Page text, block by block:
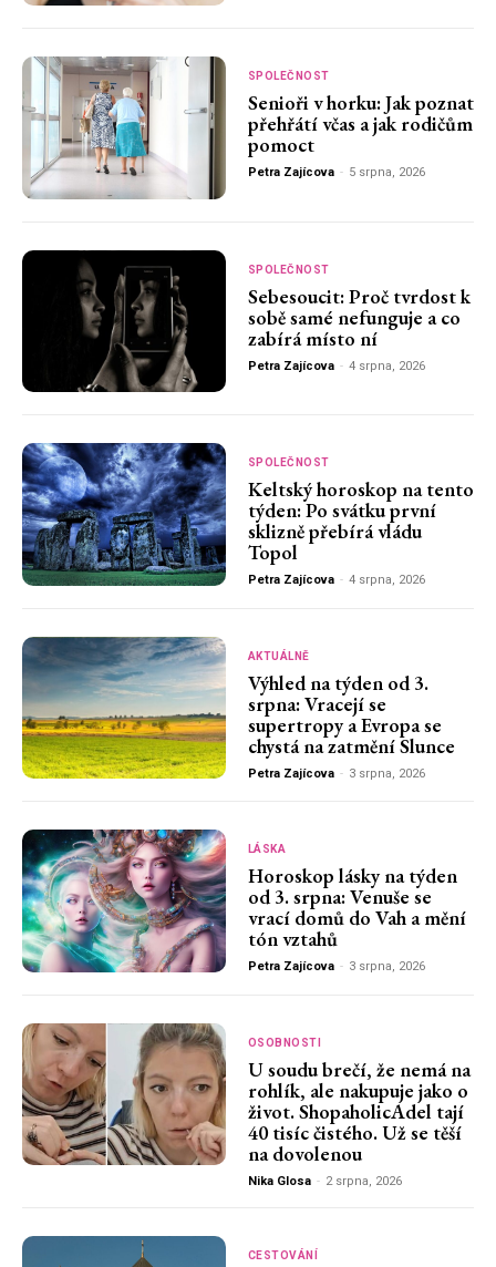
SPOLEČNOST
Senioři v horku: Jak poznat
přehřátí včas a jak rodičům
pomoct
Petra Zajícova - 5 srpna, 2026
SPOLEČNOST
Sebesoucit: Proč tvrdost k
sobě samé nefunguje a co
zabírá místo ní
Petra Zajícova - 4 srpna, 2026
SPOLEČNOST
Keltský horoskop na tento
týden: Po svátku první
sklizně přebírá vládu
Topol
Petra Zajícova - 4 srpna, 2026
AKTUÁLNĚ
Výhled na týden od 3.
srpna: Vracejí se
supertropy a Evropa se
chystá na zatmění Slunce
Petra Zajícova - 3 srpna, 2026
LÁSKA
Horoskop lásky na týden
od 3. srpna: Venuše se
vrací domů do Vah a mění
tón vztahů
Petra Zajícova - 3 srpna, 2026
OSOBNOSTI
U soudu brečí, že nemá na
rohlík, ale nakupuje jako o
život. ShopaholicAdel tají
40 tisíc čistého. Už se těší
na dovolenou
Nika Glosa - 2 srpna, 2026
CESTOVÁNÍ